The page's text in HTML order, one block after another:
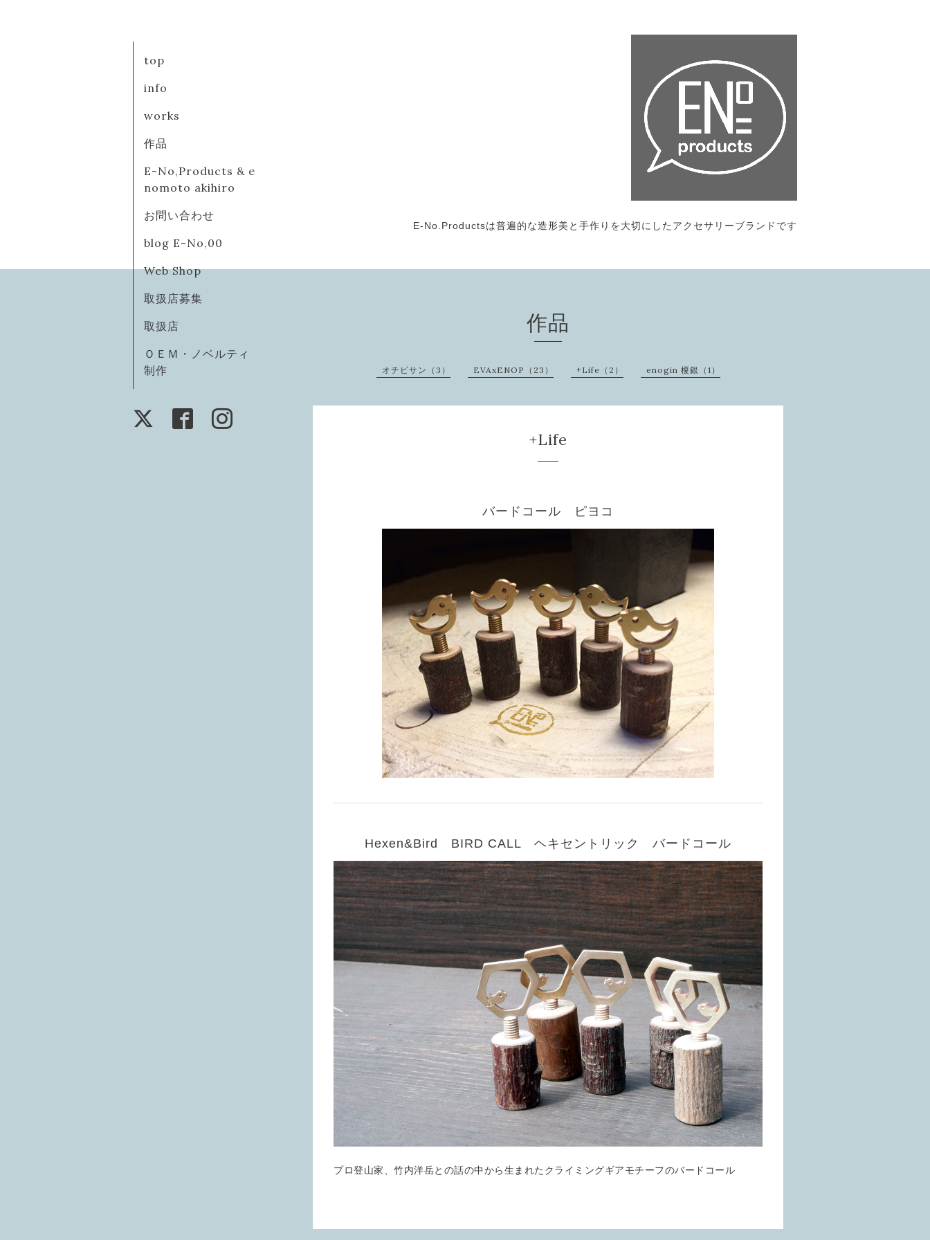
E-No.Productsは普遍的な造形美と手作りを大切にしたアクセサリーブランドです
top
info
works
作品
E-No,Products & e
nomoto akihiro
お問い合わせ
blog E-No,00
Web Shop
取扱店募集
取扱店
ＯＥＭ・ノベルティ
制作
作品
オチビサン（3） EVAxENOP（23） +Life（2） enogin 榎銀（1）
+Life
バードコール ピヨコ
Hexen&Bird BIRD CALL ヘキセントリック バードコール
プロ登山家、竹内洋岳との話の中から生まれたクライミングギアモチーフのバードコール